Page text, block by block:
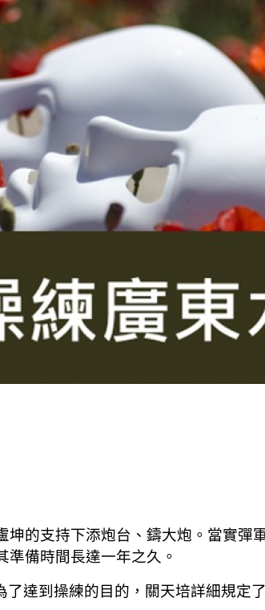
的支持下添炮台、鑄大炮。當實彈
準備時間長達一年之久。
達到操練的目的，關天培詳細規定